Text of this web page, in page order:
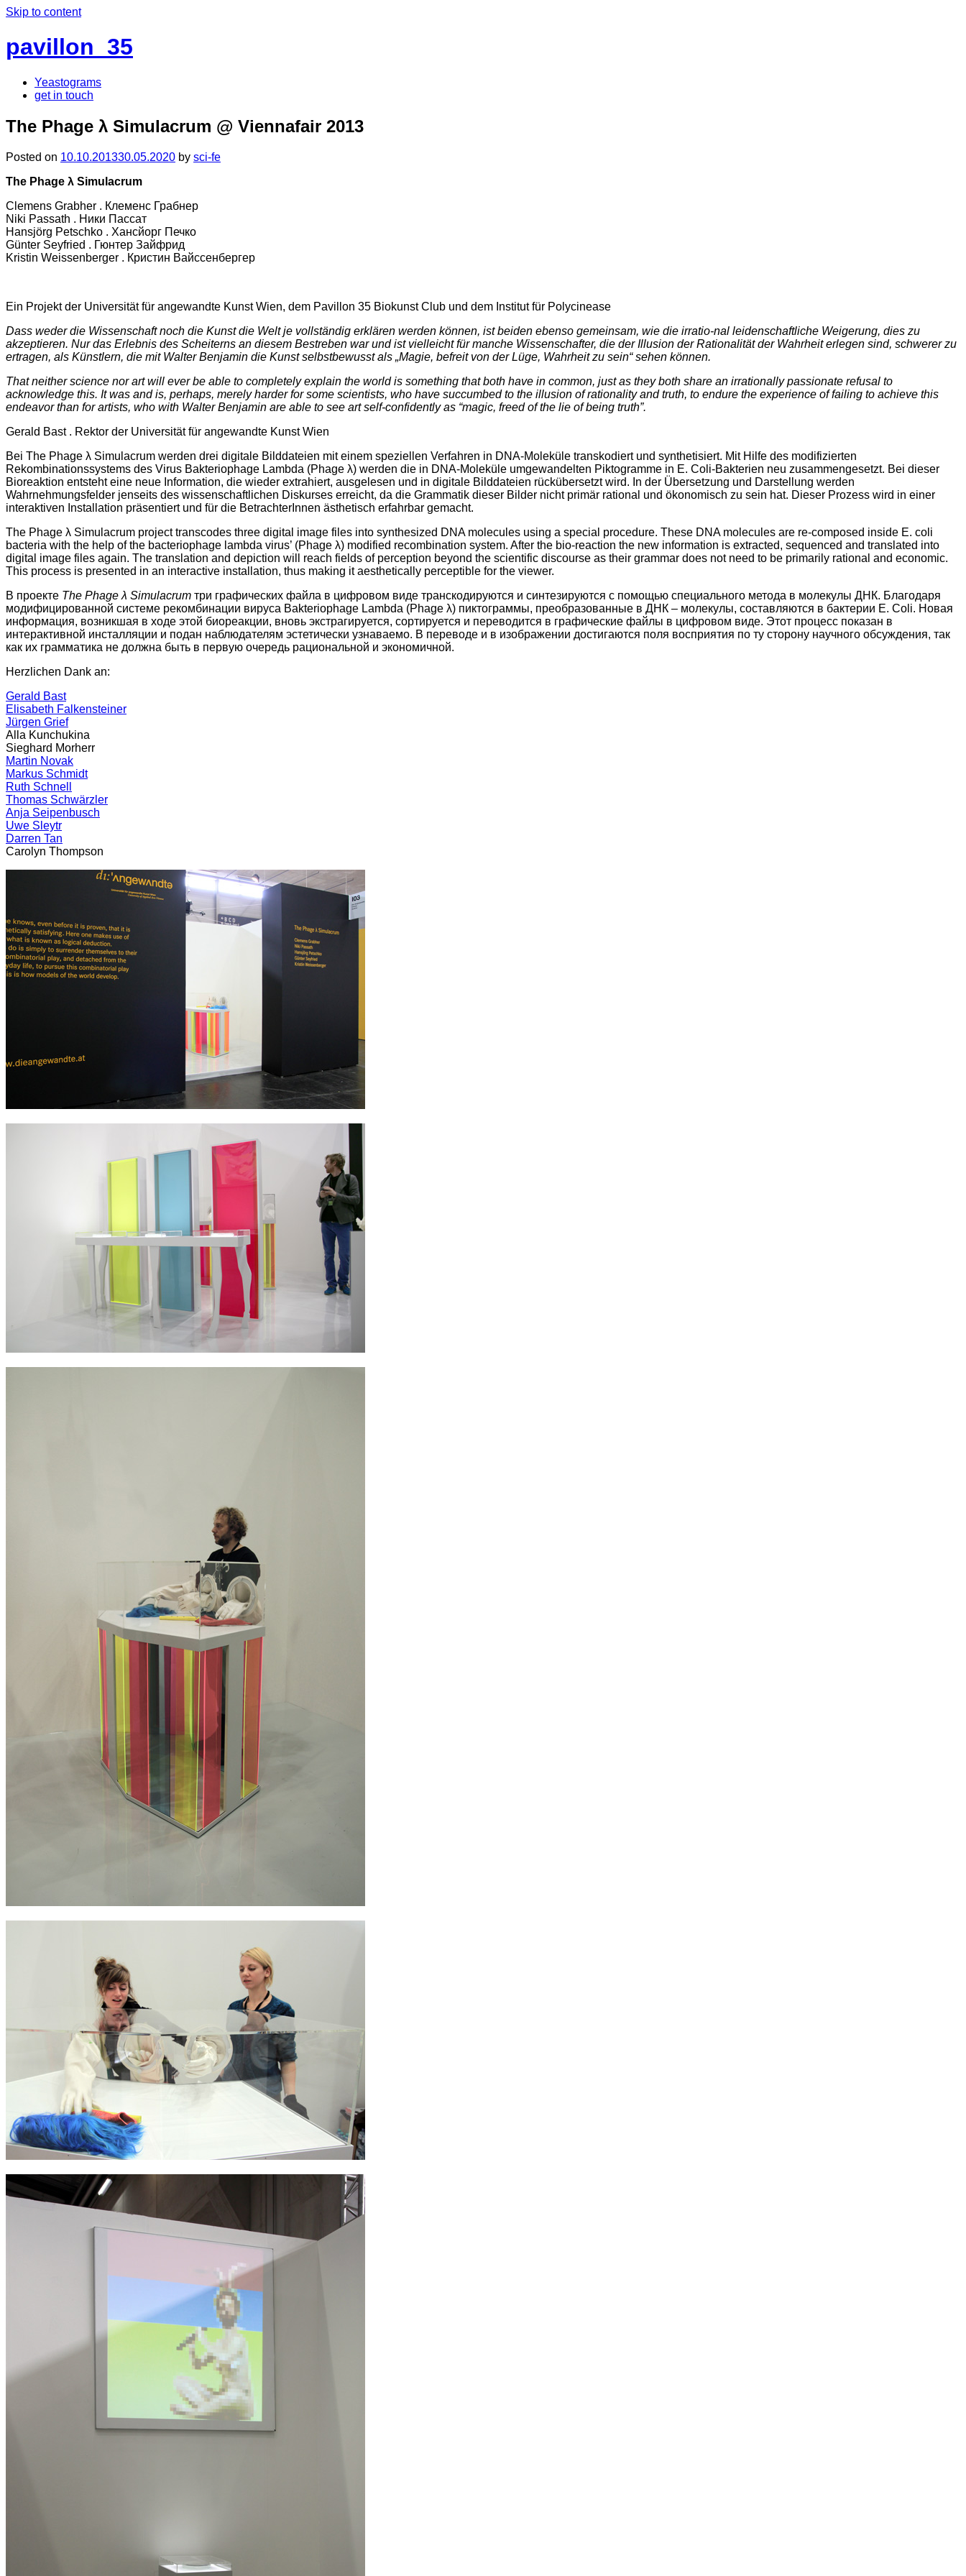
Skip to content
pavillon_35
Yeastograms
get in touch
The Phage λ Simulacrum @ Viennafair 2013
Posted on 10.10.201330.05.2020 by sci-fe
The Phage λ Simulacrum
Clemens Grabher . Клеменс Грабнер
Niki Passath . Ники Пассат
Hansjörg Petschko . Хансйорг Печко
Günter Seyfried . Гюнтер Зайфрид
Kristin Weissenberger . Кристин Вайссенбергер
Ein Projekt der Universität für angewandte Kunst Wien, dem Pavillon 35 Biokunst Club und dem Institut für Polycinease
Dass weder die Wissenschaft noch die Kunst die Welt je vollständig erklären werden können, ist beiden ebenso gemeinsam, wie die irratio-nal leidenschaftliche Weigerung, dies zu
akzeptieren. Nur das Erlebnis des Scheiterns an diesem Bestreben war und ist vielleicht für manche Wissenschafter, die der Illusion der Rationalität der Wahrheit erlegen sind, schwerer zu
ertragen, als Künstlern, die mit Walter Benjamin die Kunst selbstbewusst als „Magie, befreit von der Lüge, Wahrheit zu sein“ sehen können.
That neither science nor art will ever be able to completely explain the world is something that both have in common, just as they both share an irrationally passionate refusal to
acknowledge this. It was and is, perhaps, merely harder for some scientists, who have succumbed to the illusion of rationality and truth, to endure the experience of failing to achieve this
endeavor than for artists, who with Walter Benjamin are able to see art self-confidently as “magic, freed of the lie of being truth”.
Gerald Bast . Rektor der Universität für angewandte Kunst Wien
Bei The Phage λ Simulacrum werden drei digitale Bilddateien mit einem speziellen Verfahren in DNA-Moleküle transkodiert und synthetisiert. Mit Hilfe des modifizierten
Rekombinationssystems des Virus Bakteriophage Lambda (Phage λ) werden die in DNA-Moleküle umgewandelten Piktogramme in E. Coli-Bakterien neu zusammengesetzt. Bei dieser
Bioreaktion entsteht eine neue Information, die wieder extrahiert, ausgelesen und in digitale Bilddateien rückübersetzt wird. In der Übersetzung und Darstellung werden
Wahrnehmungsfelder jenseits des wissenschaftlichen Diskurses erreicht, da die Grammatik dieser Bilder nicht primär rational und ökonomisch zu sein hat. Dieser Prozess wird in einer
interaktiven Installation präsentiert und für die BetrachterInnen ästhetisch erfahrbar gemacht.
The Phage λ Simulacrum project transcodes three digital image files into synthesized DNA molecules using a special procedure. These DNA molecules are re-composed inside E. coli
bacteria with the help of the bacteriophage lambda virus’ (Phage λ) modified recombination system. After the bio-reaction the new information is extracted, sequenced and translated into
digital image files again. The translation and depiction will reach fields of perception beyond the scientific discourse as their grammar does not need to be primarily rational and economic.
This process is presented in an interactive installation, thus making it aesthetically perceptible for the viewer.
В проекте The Phage λ Simulacrum три графических файла в цифровом виде транскодируются и синтезируются с помощью специального метода в молекулы ДНК. Благодаря
модифицированной системе рекомбинации вируса Bakteriophage Lambda (Phage λ) пиктограммы, преобразованные в ДНК – молекулы, составляются в бактерии E. Coli. Новая
информация, возникшая в ходе этой биореакции, вновь экстрагируется, сортируется и переводится в графические файлы в цифровом виде. Этот процесс показан в
интерактивной инсталляции и подан наблюдателям эстетически узнаваемо. В переводе и в изображении достигаются поля восприятия по ту сторону научного обсуждения, так
как их грамматика не должна быть в первую очередь рациональной и экономичной.
Herzlichen Dank an:
Gerald Bast
Elisabeth Falkensteiner
Jürgen Grief
Alla Kunchukina
Sieghard Morherr
Martin Novak
Markus Schmidt
Ruth Schnell
Thomas Schwärzler
Anja Seipenbusch
Uwe Sleytr
Darren Tan
Carolyn Thompson